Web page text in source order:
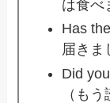
は食べ
Has
届きま
Did
（も